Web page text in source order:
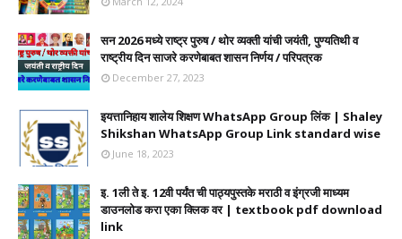
सन 2026 मध्ये राष्ट्र पुरुष / थोर व्यक्ती यांची जयंती, पुण्यतिथी व
राष्ट्रीय दिन साजरे करणेबाबत शासन निर्णय / परिपत्रक
December 27, 2023
इयत्तानिहाय शालेय शिक्षण WhatsApp Group लिंक | Shaley
Shikshan WhatsApp Group Link standard wise
June 18, 2023
इ. 1ली ते इ. 12वी पर्यंत ची पाठ्यपुस्तके मराठी व इंग्रजी माध्यम
डाउनलोड करा एका क्लिक वर | textbook pdf download
link